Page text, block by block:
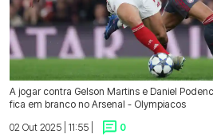
A jogar contra Gelson Martins e Daniel
fica em branco no Arsenal - Olympiacos
02 Out 2025 | 11:55 |
0